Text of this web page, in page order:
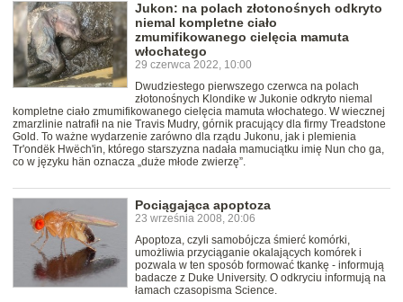
Jukon: na polach złotonośnych odkryto
niemal kompletne ciało
zmumifikowanego cielęcia mamuta
włochatego
29 czerwca 2022, 10:00
Dwudziestego pierwszego czerwca na polach
złotonośnych Klondike w Jukonie odkryto niemal
kompletne ciało zmumifikowanego cielęcia mamuta włochatego. W wiecznej
zmarzlinie natrafił na nie Travis Mudry, górnik pracujący dla firmy Treadstone
Gold. To ważne wydarzenie zarówno dla rządu Jukonu, jak i plemienia
Tr'ondëk Hwëch'in, którego starszyzna nadała mamuciątku imię Nun cho ga,
co w języku hän oznacza „duże młode zwierzę”.
Pociągająca apoptoza
23 września 2008, 20:06
Apoptoza, czyli samobójcza śmierć komórki,
umożliwia przyciąganie okalających komórek i
pozwala w ten sposób formować tkankę - informują
badacze z Duke University. O odkryciu informują na
łamach czasopisma Science.